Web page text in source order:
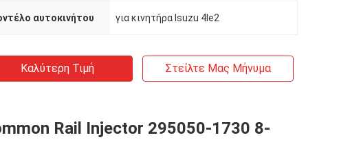
αυτοκινήτου για κινητήρα Isuzu 4le2
Καλύτερη Τιμή Στείλτε Μας Μήνυμα
Rail Injector 295050-1730 8-